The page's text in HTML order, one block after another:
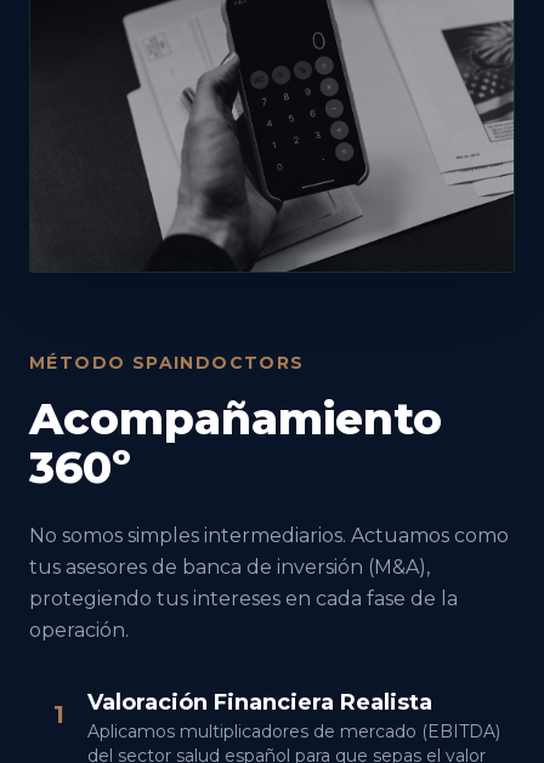
MÉTODO SPAINDOCTORS
Acompañamiento
360º
No somos simples intermediarios. Actuamos como
tus asesores de banca de inversión (M&A),
protegiendo tus intereses en cada fase de la
operación.
1 Valoración Financiera Realista
Aplicamos multiplicadores de mercado (EBITDA)
del sector salud español para que sepas el valor